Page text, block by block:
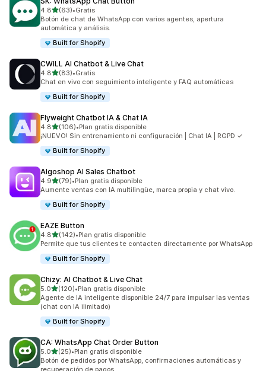
4.8de 5 estrellas
(63)
63 reseñas en total
•Gratis
Botón de chat de WhatsApp con varios agentes, apertura
automática y análisis.
Built for Shopify
CWILL AI Chatbot & Live Chat
4.8de 5 estrellas
(83)
83 reseñas en total
•Gratis
Chat en vivo con seguimiento inteligente y FAQ automáticas
Built for Shopify
Flyweight Chatbot IA & Chat IA
4.8de 5 estrellas
(106)
106 reseñas en total
•Plan gratis disponible
¡NUEVO! Sin entrenamiento ni configuración | Chat IA | RGPD ✓
Built for Shopify
Algoshop AI Sales Chatbot
4.9de 5 estrellas
(79)
79 reseñas en total
•Plan gratis disponible
Aumente ventas con IA multilingüe, marca propia y chat vivo.
Built for Shopify
EAZE Button
4.8de 5 estrellas
(142)
142 reseñas en total
•Plan gratis disponible
Permite que tus clientes te contacten directamente por WhatsApp
Built for Shopify
Chizy: AI Chatbot & Live Chat
5.0de 5 estrellas
(120)
120 reseñas en total
•Plan gratis disponible
Agente de IA inteligente disponible 24/7 para impulsar las ventas
(chat con IA ilimitado)
Built for Shopify
CA: WhatsApp Chat Order Button
5.0de 5 estrellas
(25)
25 reseñas en total
•Plan gratis disponible
Botón de pedidos por WhatsApp, confirmaciones automáticas y
recuperación de pagos